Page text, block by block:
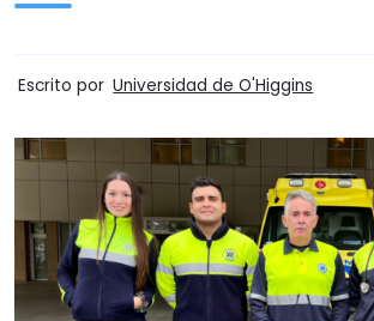
Escrito por Universidad de O'Higgins